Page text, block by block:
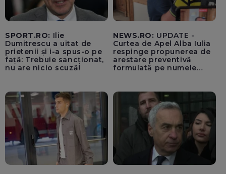
SPORT.RO: Ilie
Dumitrescu a uitat de
prietenii și i-a spus-o pe
față: Trebuie sancționat,
nu are nicio scuză!
NEWS.RO: UPDATE -
Curtea de Apel Alba Iulia
respinge propunerea de
arestare preventivă
formulată pe numele
letal / Ce a declarat la
ieșirea din sală